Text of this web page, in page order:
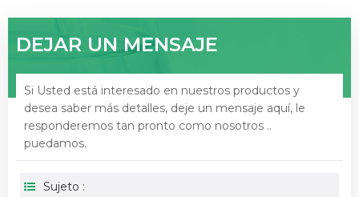
DEJAR UN MENSAJE
Si Usted está interesado en nuestros productos y
desea saber más detalles, deje un mensaje aquí, le
responderemos tan pronto como nosotros ..
puedamos.
Sujeto :